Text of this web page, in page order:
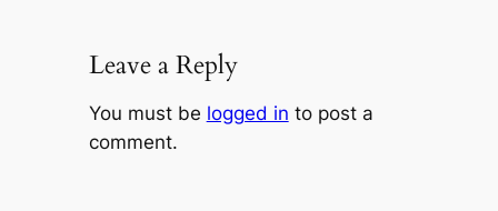
Leave a Reply
You must be logged in to post a
comment.